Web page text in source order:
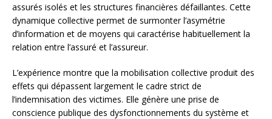
assurés isolés et les structures financières défaillantes. Cette
dynamique collective permet de surmonter l’asymétrie
d’information et de moyens qui caractérise habituellement la
relation entre l’assuré et l’assureur.
L’expérience montre que la mobilisation collective produit des
effets qui dépassent largement le cadre strict de
l’indemnisation des victimes. Elle génère une prise de
conscience publique des dysfonctionnements du système et